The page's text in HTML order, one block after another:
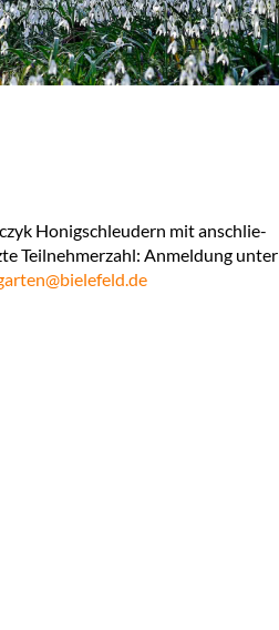
Ho­nig­schleu­dern mit an­schlie­
Teil­neh­mer­zahl: An­mel­dung un­ter